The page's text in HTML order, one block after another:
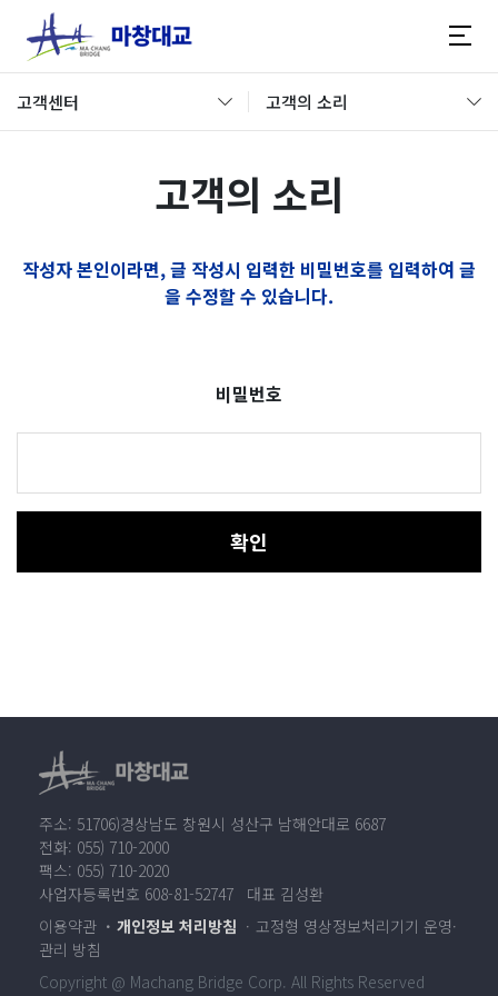
고객센터 고객의 소리
고객의 소리
작성자 본인이라면, 글 작성시 입력한 비밀번호를 입력하여 글
을 수정할 수 있습니다.
비밀번호
확인
주소: 51706)경상남도 창원시 성산구 남해안대로 6687
전화: 055) 710-2000
팩스: 055) 710-2020
사업자등록번호 608-81-52747 대표 김성환
이용약관
개인정보 처리방침
고정형 영상정보처리기기 운영·
관리 방침
Copyright @ Machang Bridge Corp. All Rights Reserved